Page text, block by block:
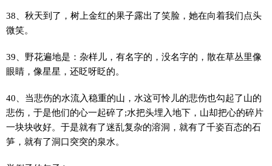
38、秋天到了，树上金红的果子露出了笑脸，她在向着我们点头
微笑。
39、野花遍地是：杂样儿，有名字的，没名字的，散在草丛里像
眼睛，像星星，还眨呀眨的。
40、当悲伤的水流入稳重的山，水这可怜儿的悲伤也勾起了山的
悲伤，于是他们的心一起碎了;水把头埋入地下，山却把心的碎片
一块块收好。于是就有了迷乱复杂的溶洞，就有了千姿百态的石
笋，就有了洞口突突的泉水。